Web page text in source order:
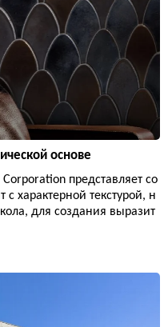
основе
Corporation представляет со
характерной текстурой, н
для создания выразит